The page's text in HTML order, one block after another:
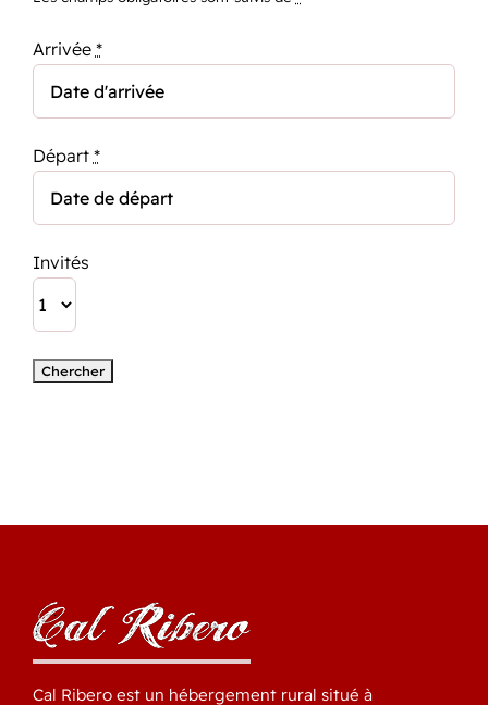
Arrivée *
Départ *
Invités
Cal Ribero est un hébergement rural situé à